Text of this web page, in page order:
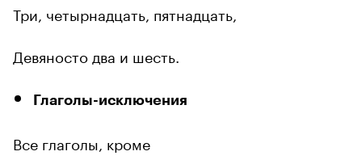
Три, четырнадцать, пятнадцать,
Девяносто два и шесть.
Глаголы-исключения
Все глаголы, кроме